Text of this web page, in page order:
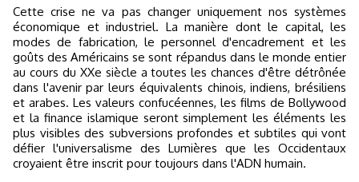
Cette crise ne va pas changer uniquement nos systèmes
économique et industriel. La manière dont le capital, les
modes de fabrication, le personnel d'encadrement et les
goûts des Américains se sont répandus dans le monde entier
au cours du XXe siècle a toutes les chances d'être détrônée
dans l'avenir par leurs équivalents chinois, indiens, brésiliens
et arabes. Les valeurs confucéennes, les films de Bollywood
et la finance islamique seront simplement les éléments les
plus visibles des subversions profondes et subtiles qui vont
défier l'universalisme des Lumières que les Occidentaux
croyaient être inscrit pour toujours dans l'ADN humain.